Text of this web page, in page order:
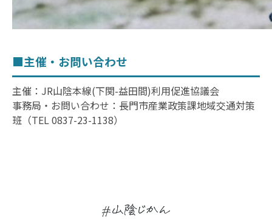
■主催・お問い合わせ
主催：JR山陰本線(下関-益田間)利用促進協議会
事務局・お問い合わせ：長門市産業政策課地域交通対策
班（TEL 0837-23-1138）